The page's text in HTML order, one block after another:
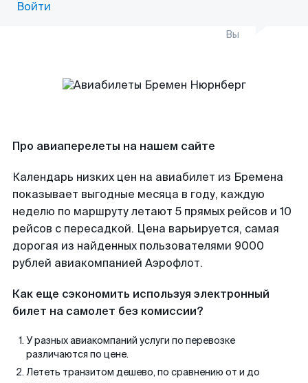
Войти
Вы
Про авиаперелеты на нашем сайте
Календарь низких цен на авиабилет из Бремена
показывает выгодные месяца в году, каждую
неделю по маршруту летают 5 прямых рейсов и 10
рейсов с пересадкой. Цена варьируется, самая
дорогая из найденных пользователями 9000
рублей авиакомпанией Аэрофлот.
Как еще сэкономить используя электронный
билет на самолет без комиссии?
У разных авиакомпаний услуги по перевозке
различаются по цене.
Лететь транзитом дешево, по сравнению от и до